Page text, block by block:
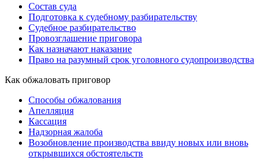
Состав суда
Подготовка к судебному разбирательству
Судебное разбирательство
Провозглашение приговора
Как назначают наказание
Право на разумный срок уголовного судопроизводства
Как обжаловать приговор
Способы обжалования
Апелляция
Кассация
Надзорная жалоба
Возобновление производства ввиду новых или вновь
открывшихся обстоятельств